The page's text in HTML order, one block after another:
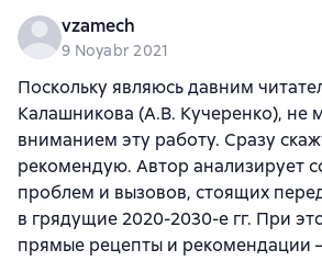
vzamech
9 Noyabr 2021
Поскольку являюсь давним
Калашникова (А.В. Кучеренко), не
вниманием эту работу. Сразу
рекомендую. Автор анализирует
проблем и вызовов, стоящих
в грядущие 2020-2030-е гг. При
прямые рецепты и рекомендации